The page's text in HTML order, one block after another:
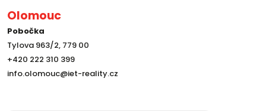
Olomouc
Pobočka
Tylova 963/2, 779 00
+420 222 310 399
info.olomouc@iet-reality.cz